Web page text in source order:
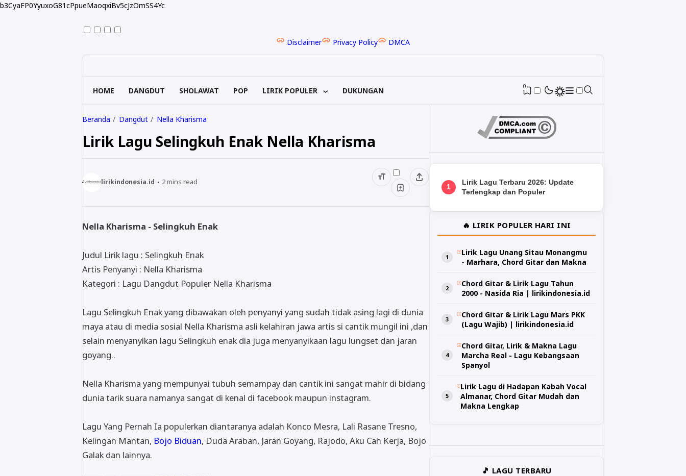
b3CyaFP0YyuxoG81cPpueMaoqxiBv5cJzOmSS4Yc
Disclaimer Privacy Policy DMCA
HOME DANGDUT SHOLAWAT POP LIRIK POPULER DUKUNGAN 0
Beranda Dangdut Nella Kharisma
Lirik Lagu Selingkuh Enak Nella Kharisma
lirikindonesia.id 2mins read
Nella Kharisma - Selingkuh Enak
Judul Lirik lagu : Selingkuh Enak
Artis Penyanyi : Nella Kharisma
Kategori : Lagu Dangdut Populer Nella Kharisma
Lagu Selingkuh Enak yang dibawakan oleh penyanyi yang sudah tidak asing lagi di dunia
maya atau di media sosial Nella Kharisma asli kelahiran jawa artis si cantik mungil ini ,dan
selain menyanyikan lagu Selingkuh enak dia juga menyanyikaan lagu lungset dan jaran
goyang..
Nella Kharisma yang mempunyai tubuh semampay dan cantik ini sangat mahir di bidang
dunia tarik suara namanya sangat di kenal di facebook maupun instagram.
Lagu Yang Pernah Ia populerkan diantaranya adalah Konco Mesra, Lali Rasane Tresno,
Kelingan Mantan, Bojo Biduan, Duda Araban, Jaran Goyang, Rajodo, Aku Cah Kerja, Bojo
Galak dan lainnya.
1
Lirik Lagu Terbaru 2026: Update
Terlengkap dan Populer
🔥 LIRIK POPULER HARI INI
Lirik Lagu Unang Sitau Monangmu
- Marhara, Chord Gitar dan Makna
Chord Gitar & Lirik Lagu Tahun
2000 - Nasida Ria | lirikindonesia.id
Chord Gitar & Lirik Lagu Mars PKK
(Lagu Wajib) | lirikindonesia.id
Chord Gitar, Lirik & Makna Lagu
Marcha Real - Lagu Kebangsaan
Spanyol
Lirik Lagu di Hadapan Kabah Vocal
Almanar, Chord Gitar Mudah dan
Makna Lengkap
🎵 LAGU TERBARU